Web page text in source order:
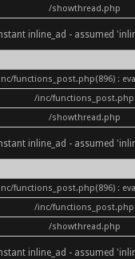
/showthread.php
inline_ad - assumed
functions_post.php(896) :
/inc/functions_post.php
/showthread.php
inline_ad - assumed
functions_post.php(896) :
/inc/functions_post.php
/showthread.php
inline_ad - assumed